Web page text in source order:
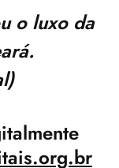
o luxo da